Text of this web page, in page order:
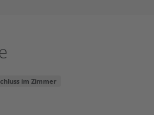
im Zimmer